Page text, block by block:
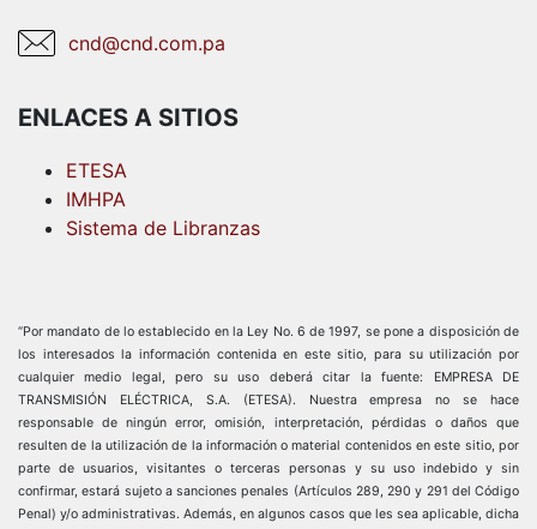
cnd@cnd.com.pa
ENLACES A SITIOS
ETESA
IMHPA
Sistema de Libranzas
“Por mandato de lo establecido en la Ley No. 6 de 1997, se pone a disposición de
los interesados la información contenida en este sitio, para su utilización por
cualquier medio legal, pero su uso deberá citar la fuente: EMPRESA DE
TRANSMISIÓN ELÉCTRICA, S.A. (ETESA). Nuestra empresa no se hace
responsable de ningún error, omisión, interpretación, pérdidas o daños que
resulten de la utilización de la información o material contenidos en este sitio, por
parte de usuarios, visitantes o terceras personas y su uso indebido y sin
confirmar, estará sujeto a sanciones penales (Artículos 289, 290 y 291 del Código
Penal) y/o administrativas. Además, en algunos casos que les sea aplicable, dicha